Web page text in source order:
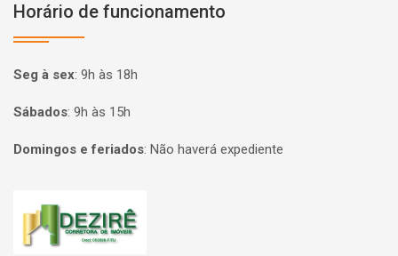
Horário de funcionamento
Seg à sex: 9h às 18h
Sábados: 9h às 15h
Domingos e feriados: Não haverá expediente
Página inicial